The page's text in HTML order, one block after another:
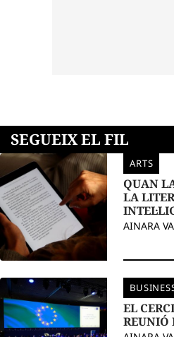
SEGUEIX EL FIL
ARTS
QUAN
LA
AINARA
EL
REUNIÓ